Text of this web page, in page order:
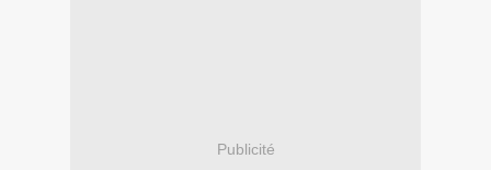
Publicité